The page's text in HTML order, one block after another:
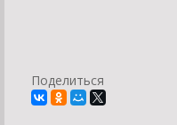
Поделиться